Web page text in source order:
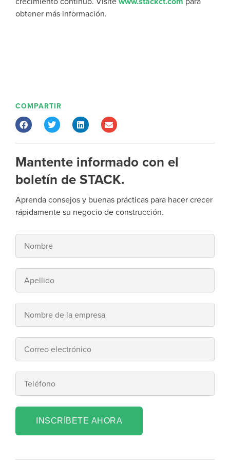
obtener más información.
COMPARTIR
Mantente informado con el
boletín de STACK.
Aprenda consejos y buenas prácticas para hacer crecer
rápidamente su negocio de construcción.
INSCRÍBETE AHORA